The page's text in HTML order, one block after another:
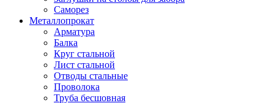
Саморез
Металлопрокат
Арматура
Балка
Круг стальной
Лист стальной
Отводы стальные
Проволока
Труба бесшовная